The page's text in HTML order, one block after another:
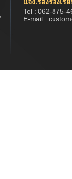
แจ้งเรื่องร้องเรี
Tel : 062-875-
E-mail :